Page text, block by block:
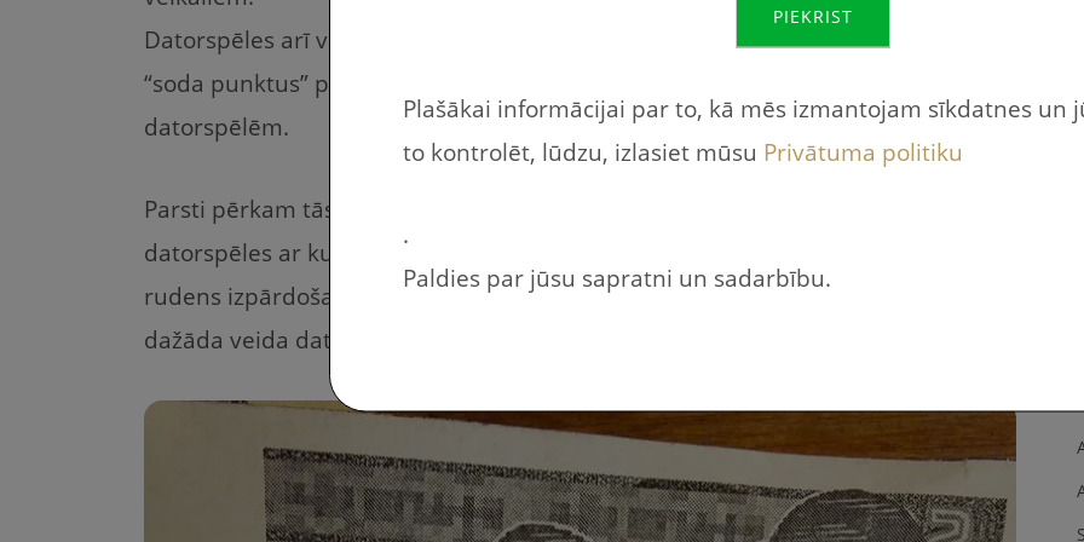
Datorspēles arī var būt kā rīkste gadījumos ja bērns neklausa – tas ir var iedot
“soda punktus” par sliktu uzvedību, kas ir jāizpērk pirms var tikt pie
datorspēlēm.
Parsti pērkam tās laicīgi, kad ir Steam izpārdošana. Iegādājamies pāris
datorspēles ar kurām motivēt bērnus uz Labo darbiņu naudas pelnīšanu. Un
rudens izpārdošana ir viena no tām reizēm ka salīdzinoši lēti var iegādāties
dažāda veida datorspēles.
PIEKRIST
Plašākai informācijai par to, kā mēs izmantojam sīkdatnes un
to kontrolēt, lūdzu, izlasiet mūsu Privātuma politiku
.
Paldies par jūsu sapratni un sadarbību.